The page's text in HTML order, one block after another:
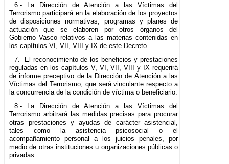
6.- La Dirección de Atención a las Víctimas del
Terrorismo participará en la elaboración de los proyectos
de disposiciones normativas, programas y planes de
actuación que se elaboren por otros órganos del
Gobierno Vasco relativos a las materias contenidas en
los capítulos VI, VII, VIII y IX de este Decreto.
7.- El reconocimiento de los beneficios y prestaciones
reguladas en los capítulos V, VI, VII, VIII y IX requerirá
de informe preceptivo de la Dirección de Atención a las
Víctimas del Terrorismo, que será vinculante respecto a
la concurrencia de la condición de víctima o beneficiario.
8.- La Dirección de Atención a las Víctimas del
Terrorismo arbitrará las medidas precisas para procurar
otras prestaciones y ayudas de carácter asistencial,
tales como la asistencia psicosocial o el
acompañamiento personal a los juicios penales, por
medio de otras instituciones u organizaciones públicas o
privadas.